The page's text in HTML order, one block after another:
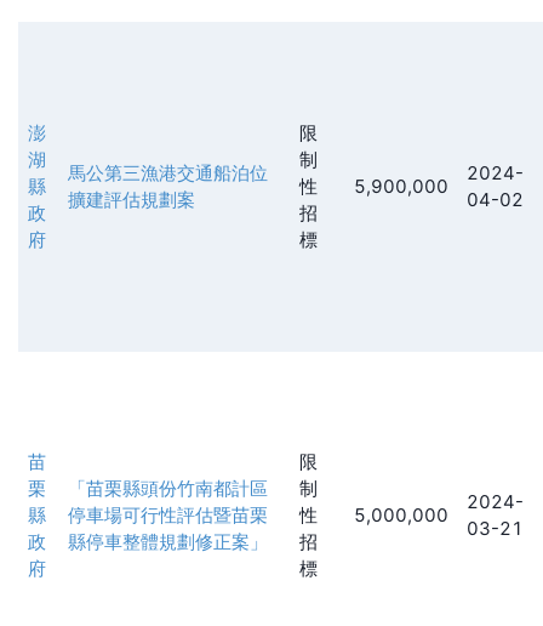
澎
湖
縣
政
府
馬公第三漁港交通船泊位
擴建評估規劃案
限
制
性
招
標
5,900,000
2024-
04-02
苗
栗
縣
政
府
「苗栗縣頭份竹南都計區
停車場可行性評估暨苗栗
縣停車整體規劃修正案」
限
制
性
招
標
5,000,000
2024-
03-21